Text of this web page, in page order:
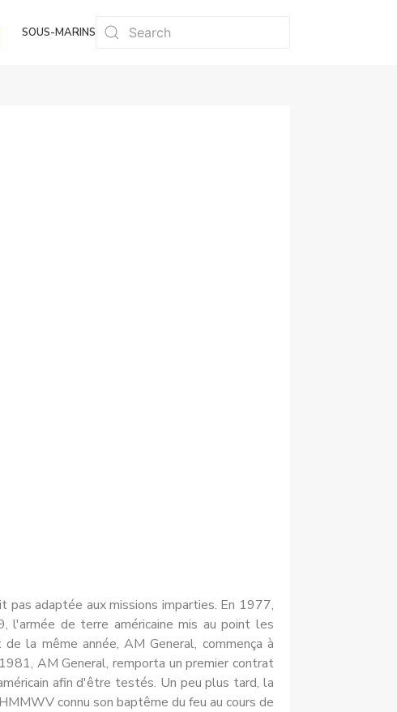
SOUS-MARINS
adaptée aux missions imparties. En 1977,
l'armée de terre américaine mis au point les
la même année, AM General, commença à
AM General, remporta un premier contrat
afin d'être testés. Un peu plus tard, la
connu son baptême du feu au cours de